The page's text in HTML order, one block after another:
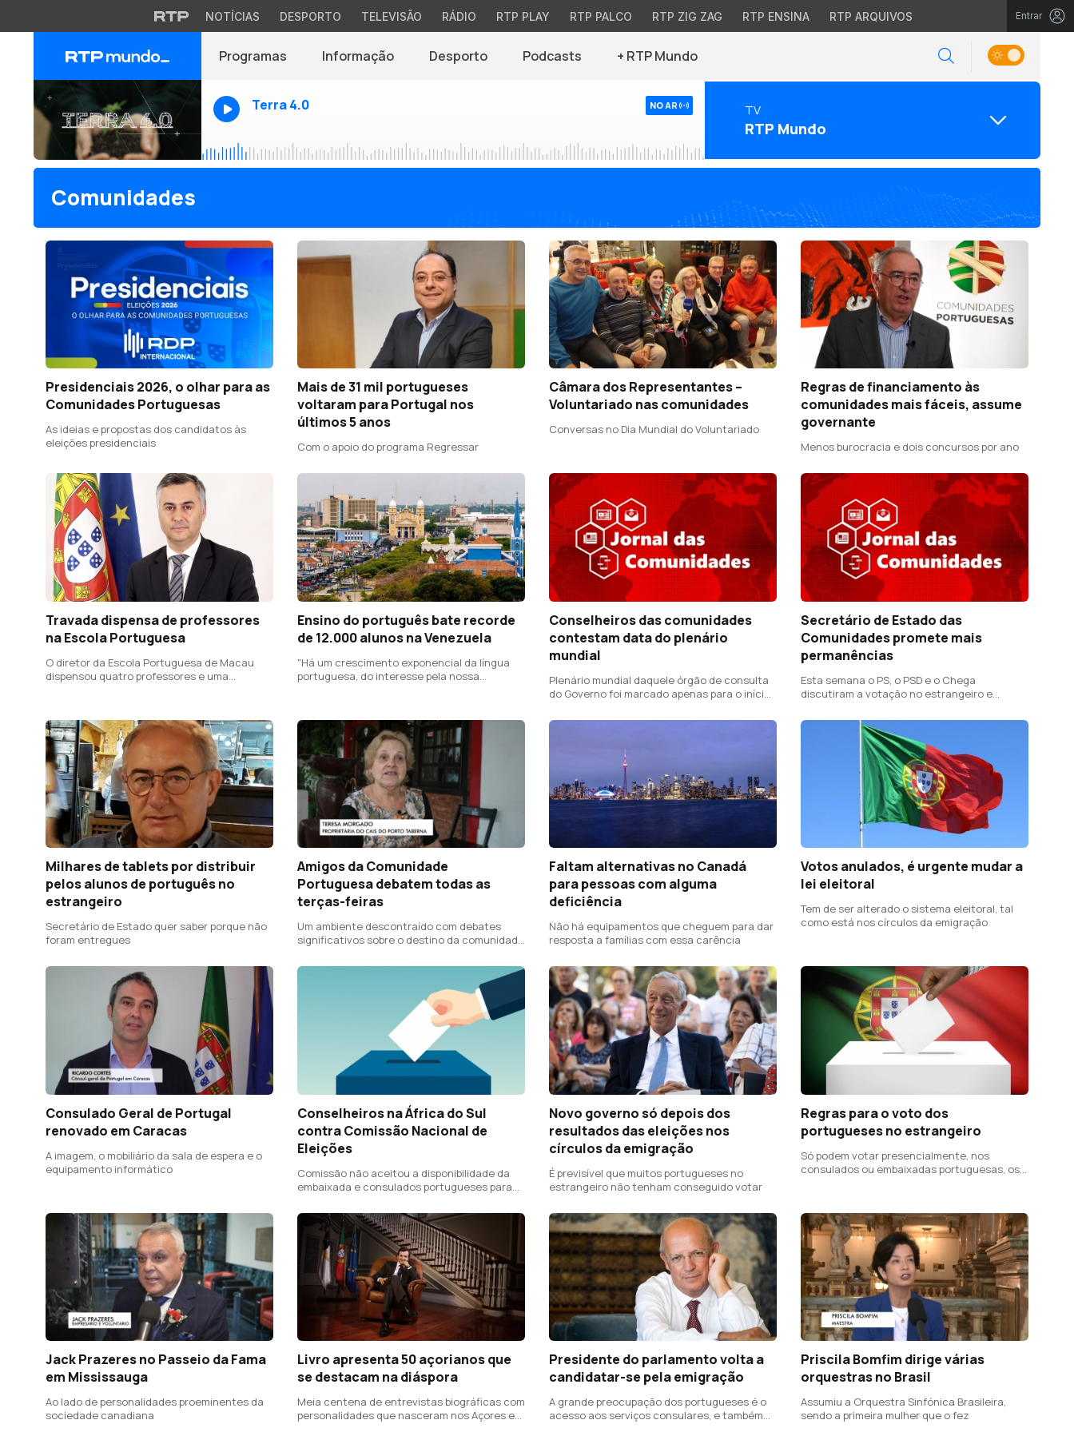
NOTÍCIAS DESPORTO TELEVISÃO RÁDIO RTP PLAY RTP PALCO RTP ZIG ZAG RTP ENSINA RTP ARQUIVOS Entrar
Programas Informação Desporto Podcasts + RTP Mundo
Terra 4.0 NO AR TV
RTP Mundo
Comunidades
Presidenciais 2026, o olhar para as
Comunidades Portuguesas
As ideias e propostas dos candidatos às
eleições presidenciais
Mais de 31 mil portugueses
voltaram para Portugal nos
últimos 5 anos
Com o apoio do programa Regressar
Câmara dos Representantes –
Voluntariado nas comunidades
Conversas no Dia Mundial do Voluntariado
Regras de financiamento às
comunidades mais fáceis, assume
governante
Menos burocracia e dois concursos por ano
Travada dispensa de professores
na Escola Portuguesa
O diretor da Escola Portuguesa de Macau
dispensou quatro professores e uma
decisão.
Ensino do português bate recorde
de 12.000 alunos na Venezuela
"Há um crescimento exponencial da língua
portuguesa, do interesse pela nossa
Conselheiros das comunidades
contestam data do plenário
mundial
Plenário mundial daquele órgão de consulta
do Governo foi marcado apenas para o início
Secretário de Estado das
Comunidades promete mais
permanências
Esta semana o PS, o PSD e o Chega
discutiram a votação no estrangeiro e
Milhares de tablets por distribuir
pelos alunos de português no
estrangeiro
Secretário de Estado quer saber porque não
foram entregues
Amigos da Comunidade
Portuguesa debatem todas as
terças-feiras
Um ambiente descontraído com debates
significativos sobre o destino da comunidade
Faltam alternativas no Canadá
para pessoas com alguma
deficiência
Não há equipamentos que cheguem para dar
resposta a famílias com essa carência
Votos anulados, é urgente mudar a
lei eleitoral
Tem de ser alterado o sistema eleitoral, tal
como está nos círculos da emigração
Consulado Geral de Portugal
renovado em Caracas
A imagem, o mobiliário da sala de espera e o
equipamento informático
Conselheiros na África do Sul
contra Comissão Nacional de
Eleições
Comissão não aceitou a disponibilidade da
embaixada e consulados portugueses para
Novo governo só depois dos
resultados das eleições nos
círculos da emigração
É previsível que muitos portugueses no
estrangeiro não tenham conseguido votar
Regras para o voto dos
portugueses no estrangeiro
Só podem votar presencialmente, nos
consulados ou embaixadas portuguesas, os
Jack Prazeres no Passeio da Fama
em Mississauga
Ao lado de personalidades proeminentes da
sociedade canadiana
Livro apresenta 50 açorianos que
se destacam na diáspora
Meia centena de entrevistas biográficas com
personalidades que nasceram nos Açores e
Presidente do parlamento volta a
candidatar-se pela emigração
A grande preocupação dos portugueses é o
acesso aos serviços consulares, e também
Priscila Bomfim dirige várias
orquestras no Brasil
Assumiu a Orquestra Sinfónica Brasileira,
sendo a primeira mulher que o fez